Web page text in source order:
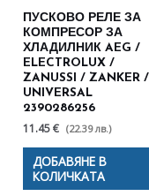
ПУСКОВО РЕЛЕ ЗА
КОМПРЕСОР ЗА
ХЛАДИЛНИК AEG /
ELECTROLUX /
ZANUSSI / ZANKER /
UNIVERSAL
2390286256
11.45 € (22.39 лв.)
ДОБАВЯНЕ В
КОЛИЧКАТА